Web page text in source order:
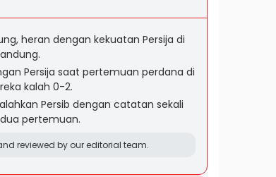
heran dengan kekuatan Persija di
Persija saat pertemuan perdana di
kalah 0-2.
Persib dengan catatan sekali
pertemuan.
reviewed by our editorial team.